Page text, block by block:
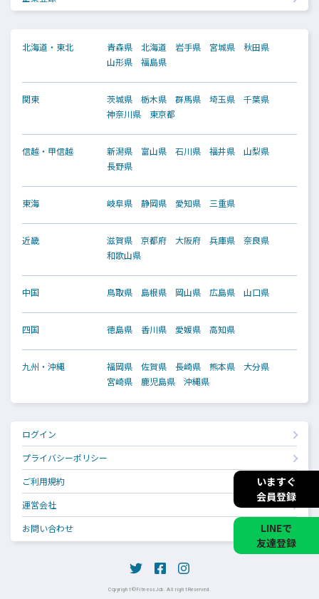
いますぐ
会員登録
LINEで
友達登録
北海道・東北 青森県 北海道 岩手県 宮城県
秋田県
山形県
福島県
関東 茨城県 栃木県 群馬県 埼玉県
千葉県
神奈川県
東京都
信越・甲信越 新潟県 富山県 石川県 福井県
山梨県
長野県
東海 岐阜県 静岡県 愛知県 三重県
近畿 滋賀県 京都府 大阪府 兵庫県
奈良県
和歌山県
中国 鳥取県 島根県 岡山県 広島県 山口県
四国 徳島県 香川県 愛媛県 高知県
九州・沖縄 福岡県 佐賀県 長崎県 熊本県
大分県
宮崎県
鹿児島県 沖縄県
ログイン
プライバシーポリシー
ご利用規約
運営会社
お問い合わせ
Copyright © Fitness Job. All right Reserved.